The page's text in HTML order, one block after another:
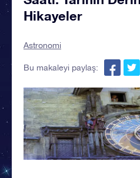
Hikayeler
Astronomi
Bu makaleyi paylaş: